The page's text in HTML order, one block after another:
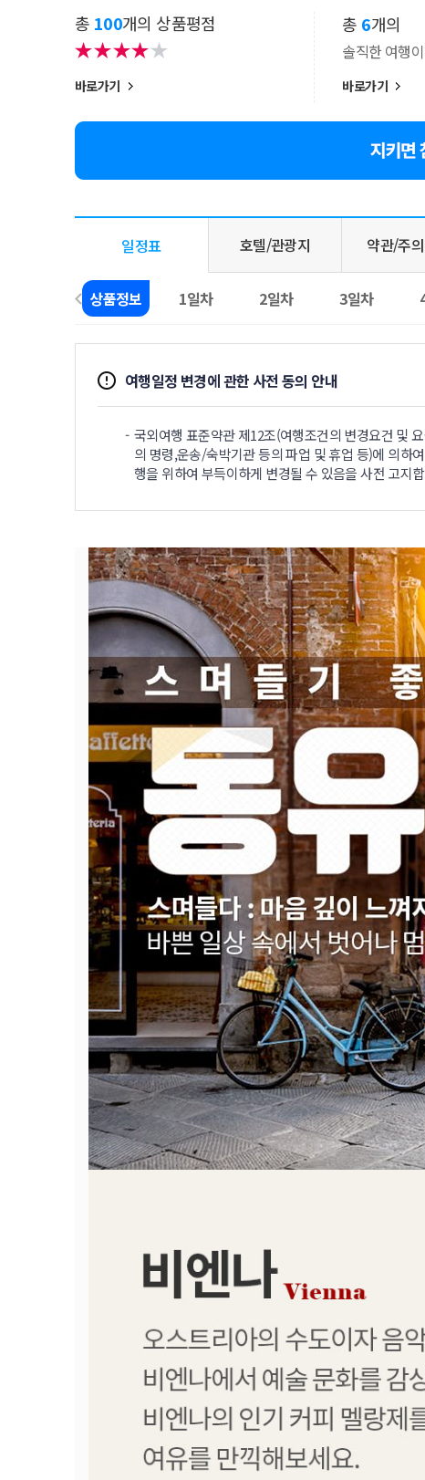
총 100개의 상품평점
바로가기
총 6개의
솔직한 여행
바로가기
일정표 호텔/관광지 약관/주
상품정보 1일차 2일차 3일차
여행일정 변경에 관한 사전 동의 안내
국외여행 표준약관 제12조(여행조건의 변경요건 및
의 명령,운송/숙박기관 등의 파업 및 휴업 등)에 의하
행을 위하여 부득이하게 변경될 수 있음을 사전 고지